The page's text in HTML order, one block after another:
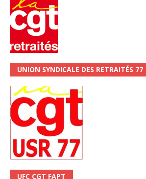
UNION SYNDICALE DES RETRAITÉS 77
UFC CGT FAPT